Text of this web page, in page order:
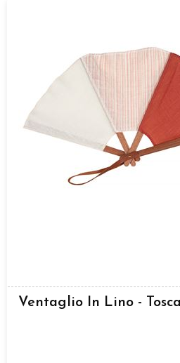
Ventaglio In Lino -